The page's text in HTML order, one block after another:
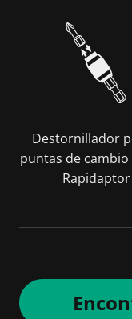
Destornillador
puntas de
Rapidaptor